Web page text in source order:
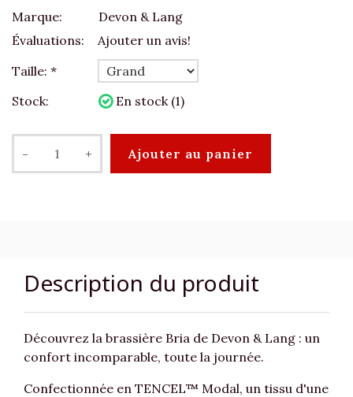
Marque:
Devon & Lang
Évaluations:
Ajouter un avis!
Taille: *
Stock:
En stock (1)
- + Ajouter au panier
Description du produit
Découvrez la brassière Bria de Devon & Lang : un
confort incomparable, toute la journée.
Confectionnée en TENCEL™ Modal, un tissu d'une